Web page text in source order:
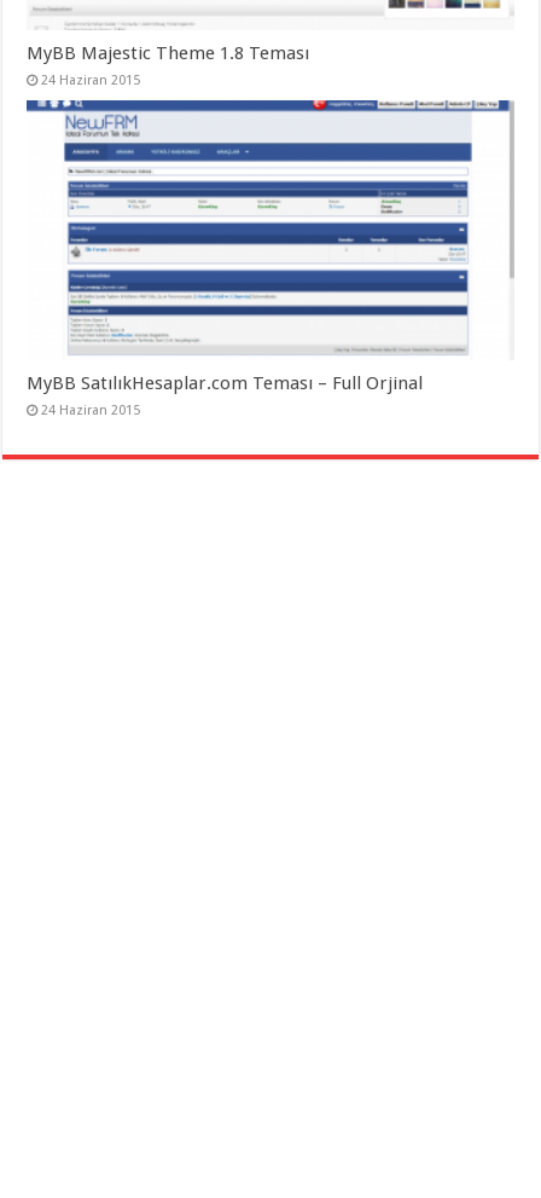
MyBB Majestic Theme 1.8 Teması
24 Haziran 2015
MyBB SatılıkHesaplar.com Teması – Full Orjinal
24 Haziran 2015